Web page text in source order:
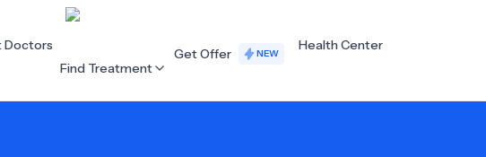
Doctors
Find Treatment
Get Offer NEW
Health Center